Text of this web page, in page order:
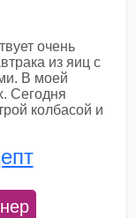
очень
из яиц с
В моей
Сегодня
колбасой и